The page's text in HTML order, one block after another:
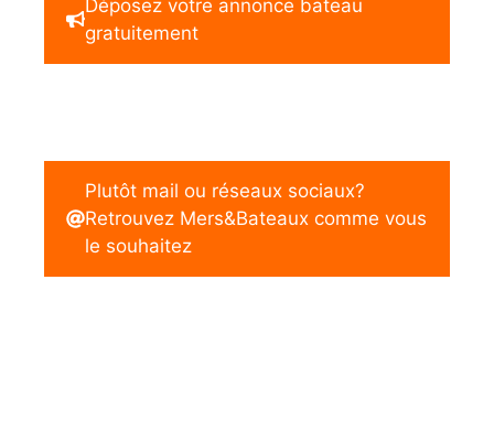
Déposez votre annonce bateau
gratuitement
Plutôt mail ou réseaux sociaux?
Retrouvez Mers&Bateaux comme vous
le souhaitez